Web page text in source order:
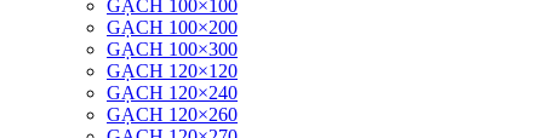
GẠCH 100×100
GẠCH 100×200
GẠCH 100×300
GẠCH 120×120
GẠCH 120×240
GẠCH 120×260